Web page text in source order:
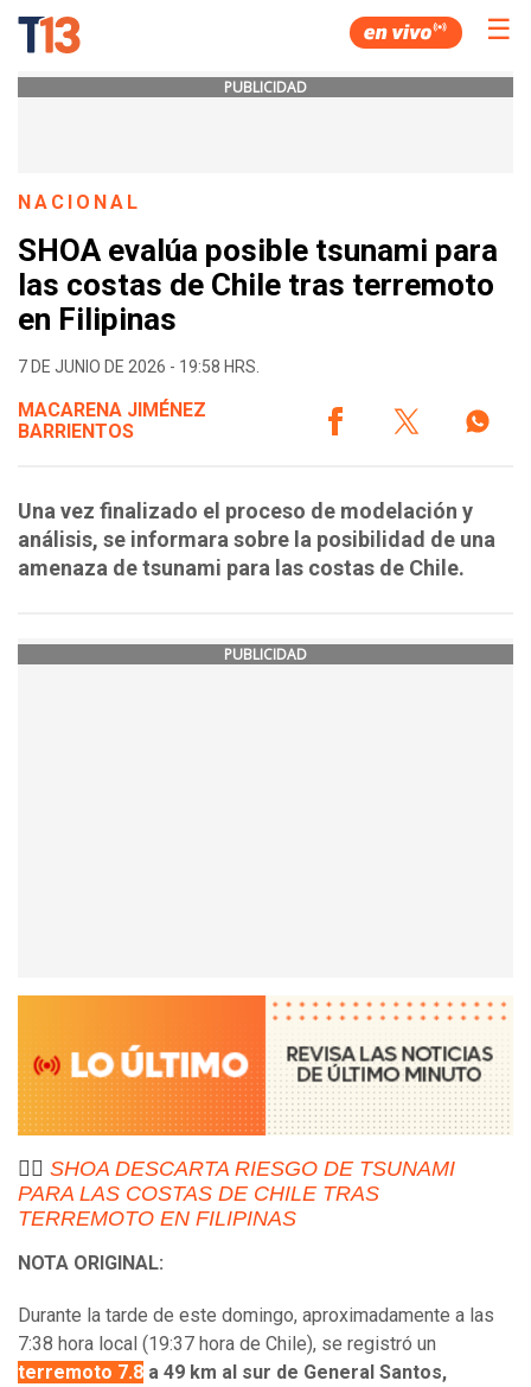
☰
PUBLICIDAD
NACIONAL
SHOA evalúa posible tsunami para
las costas de Chile tras terremoto
en Filipinas
7 DE JUNIO DE 2026 - 19:58 HRS.
MACARENA JIMÉNEZ
BARRIENTOS
Una vez finalizado el proceso de modelación y
análisis, se informara sobre la posibilidad de una
amenaza de tsunami para las costas de Chile.
PUBLICIDAD
👉🏻 SHOA DESCARTA RIESGO DE TSUNAMI
PARA LAS COSTAS DE CHILE TRAS
TERREMOTO EN FILIPINAS
NOTA ORIGINAL:
Durante la tarde de este domingo, aproximadamente a las
7:38 hora local (19:37 hora de Chile), se registró un
terremoto 7.8 a 49 km al sur de General Santos,